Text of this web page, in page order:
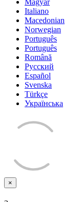
Magyar
Italiano
Macedonian
Norwegian
Português
Português
Română
Русский
Español
Svenska
Türkçe
Українська
×
Закрыть